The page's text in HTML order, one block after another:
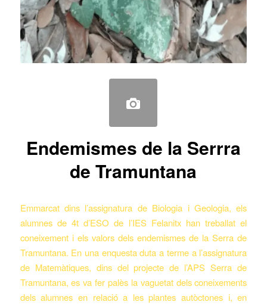
Endemismes de la Serrra
de Tramuntana
Emmarcat dins l’assignatura de Biologia i Geologia, els
alumnes de 4t d’ESO de l’IES Felanitx han treballat el
coneixement i els valors dels endemismes de la Serra de
Tramuntana. En una enquesta duta a terme a l’assignatura
de Matemàtiques, dins del projecte de l’APS Serra de
Tramuntana, es va fer palès la vaguetat dels coneixements
dels alumnes en relació a les plantes autòctones i, en